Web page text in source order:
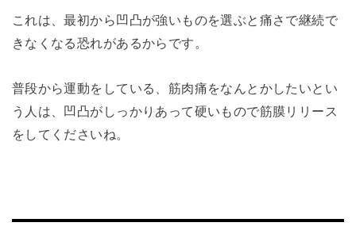
これは、最初から凹凸が強いものを選ぶと痛さで継続で
きなくなる恐れがあるからです。
普段から運動をしている、筋肉痛をなんとかしたいとい
う人は、凹凸がしっかりあって硬いもので筋膜リリース
をしてくださいね。